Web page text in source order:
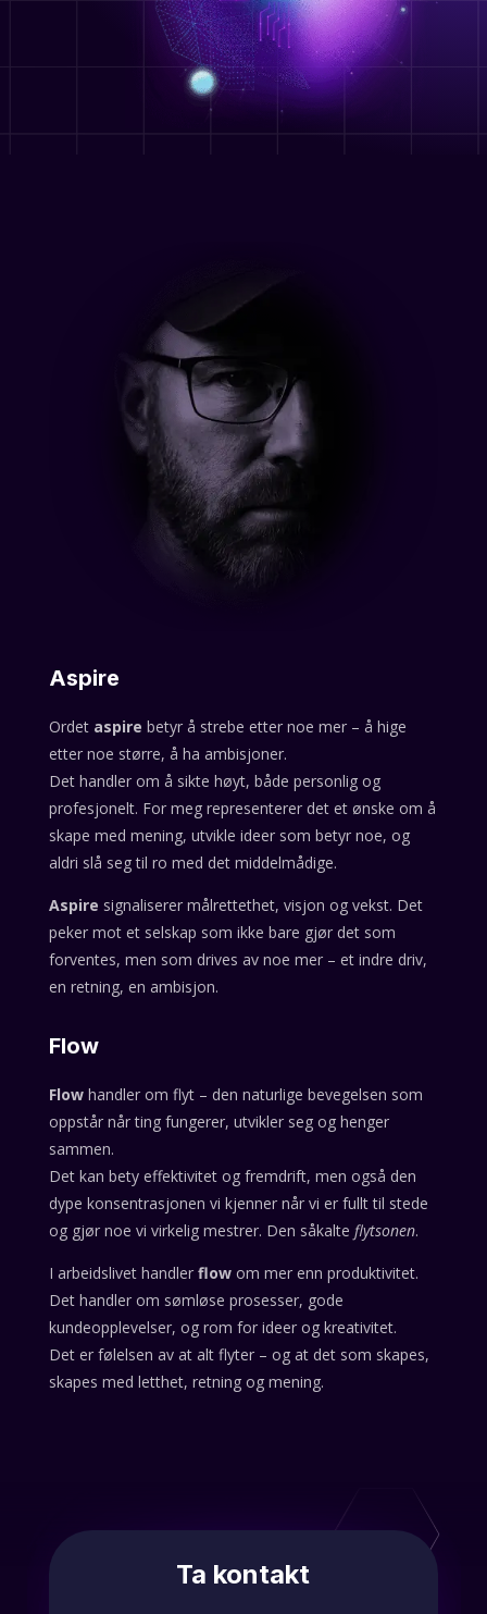
Aspire
Ordet aspire betyr å strebe etter noe mer – å hige
etter noe større, å ha ambisjoner.
Det handler om å sikte høyt, både personlig og
profesjonelt. For meg representerer det et ønske om å
skape med mening, utvikle ideer som betyr noe, og
aldri slå seg til ro med det middelmådige.
Aspire signaliserer målrettethet, visjon og vekst. Det
peker mot et selskap som ikke bare gjør det som
forventes, men som drives av noe mer – et indre driv,
en retning, en ambisjon.
Flow
Flowhandler om flyt – den naturlige bevegelsen som
oppstår når ting fungerer, utvikler seg og henger
sammen.
Det kan bety effektivitet og fremdrift, men også den
dype konsentrasjonen vi kjenner når vi er fullt til stede
og gjør noe vi virkelig mestrer. Den såkalte flytsonen.
I arbeidslivet handler flowom mer enn produktivitet.
Det handler om sømløse prosesser, gode
kundeopplevelser, og rom for ideer og kreativitet.
Det er følelsen av at alt flyter – og at det som skapes,
skapes med letthet, retning og mening.
Ta kontakt